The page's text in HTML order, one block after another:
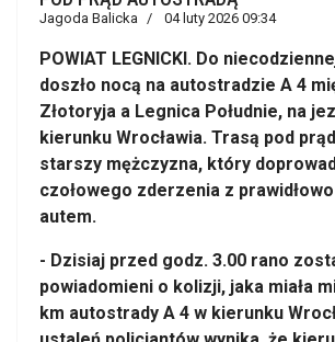
Jagoda Balicka 04 luty 2026 09:34
POWIAT LEGNICKI. Do
doszło nocą na autostradzie A 4
Złotoryja a Legnica Południe, na
kierunku Wrocławia. Trasą pod
starszy mężczyzna, który
czołowego zderzenia z
autem.
- Dzisiaj przed godz. 3.00 rano
powiadomieni o kolizji, jaka miała
km autostrady A 4 w kierunku